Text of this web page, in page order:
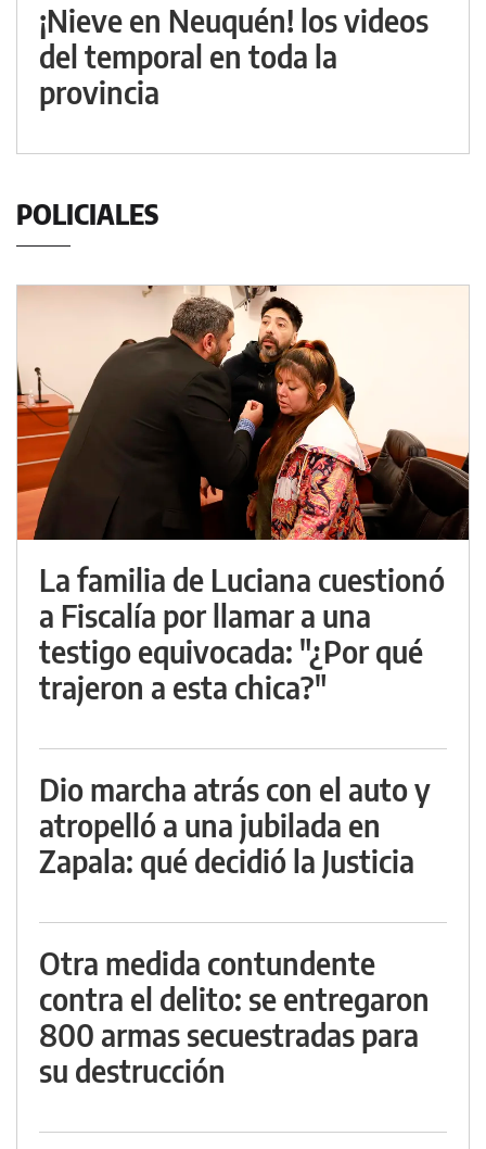
¡Nieve en Neuquén! los videos
del temporal en toda la
provincia
POLICIALES
La familia de Luciana cuestionó
a Fiscalía por llamar a una
testigo equivocada: "¿Por qué
trajeron a esta chica?"
Dio marcha atrás con el auto y
atropelló a una jubilada en
Zapala: qué decidió la Justicia
Otra medida contundente
contra el delito: se entregaron
800 armas secuestradas para
su destrucción